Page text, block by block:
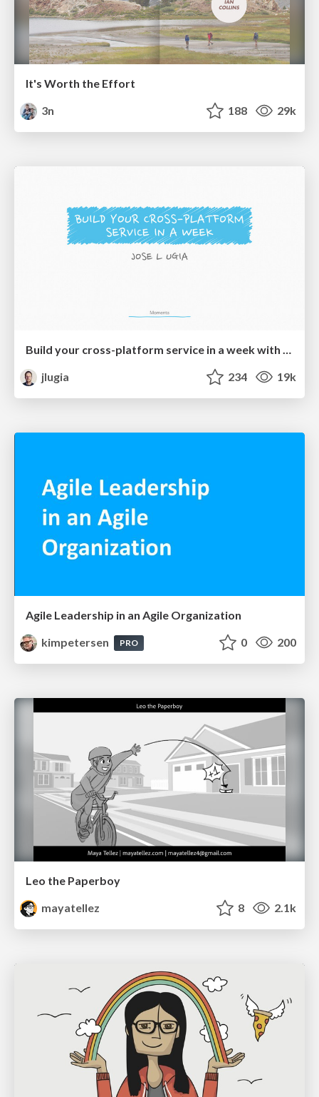
It's Worth the Effort
3n
188 29k
jlugia
234 19k
Agile Leadership in an Agile Organization
kimpetersen
PRO 0 200
Leo the Paperboy
mayatellez
8 2.1k